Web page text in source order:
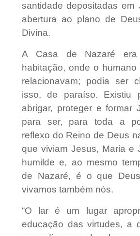
santidade depositadas em
abertura ao plano de
Divina.
A Casa de Nazaré
habitação, onde o
relacionavam; podia ser
isso, de paraíso. Existiu
abrigar, proteger e formar
para ser, para toda a
reflexo do Reino de Deus
que viviam Jesus, Maria e
humilde e, ao mesmo
de Nazaré, é o que
vivamos também nós.
“O lar é um lugar
educação das virtudes, a